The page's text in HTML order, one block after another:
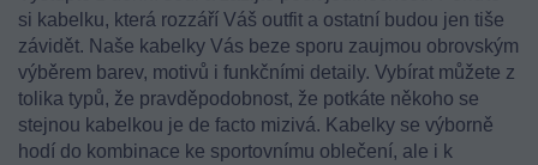
si kabelku, která rozzáří Váš outfit a ostatní budou jen tiše
závidět. Naše kabelky Vás beze sporu zaujmou obrovským
výběrem barev, motivů i funkčními detaily. Vybírat můžete z
tolika typů, že pravděpodobnost, že potkáte někoho se
stejnou kabelkou je de facto mizivá. Kabelky se výborně
hodí do kombinace ke sportovnímu oblečení, ale i k